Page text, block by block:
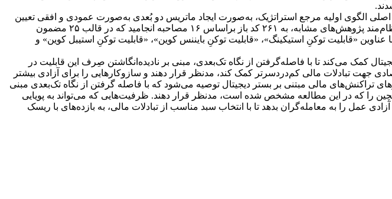
محورهای اصلی الگوی اولیه مرجع استراتژیک، به‌صورت ایجاد ماتریس دو بُعدی به‌صورت عمودی و افقی تعیین
شدند. نتایج مطالعه براساس شناسایی دو زمینه «پشتیبانی سایبری» و «پشتیبانی نهادی» از طریق مرور نظام‌مند پژوهش‌های مشابه، به ۲۶۱ کد باز براساس ۱۶ مصاحبه انجامید که در قالب ۲۵ مضمون
شد. در نهایت با انجام مقیاس‌بندی امتیازی، از مجموع ۲۵ مضمون گزاره‌ای، ۴ مقوله با عناوین «قابلیت توکنِ استیکینگ»، «قابلیت توکنِ بایننس کوین»، «قابلیت توکنِ استیبل کوین» و
کمک می‌کند تا با فاصله‌گرفتن از نگاه تک‌بعدی، مبنی بر نادیده‌انگاشتن صِرف این قابلیت در
جهت تبادلات مالی کم‌دردسرتر کمک کند، مدنظر قرار دهند و سازوکارهایی را برای آزادی بیشتر
تراکنش‌های مالی مبتنی بر بستر دیجیتال توصیه می‌شود که با فاصله گرفتن از نگاه تک‌بعدی مبنی
را که در این مطالعه مشخص شده است، مدنظر قرار دهند. ظرفیت‌هایی که می‌تواند به پویایی
عمل را به معامله‌گران بدهد تا با انتخاب سبد مناسب از تبادلات مالی، به بازده‌های با ریسک